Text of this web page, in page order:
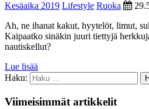
Kesäaika 2019 Lifestyle Ruoka
Ah, ne ihanat kakut, hyytelöt, limut,
Kaipaatko sinäkin juuri tiettyjä
nautiskellut?
Lue lisää
Haku:
Viimeisimmät artikkelit